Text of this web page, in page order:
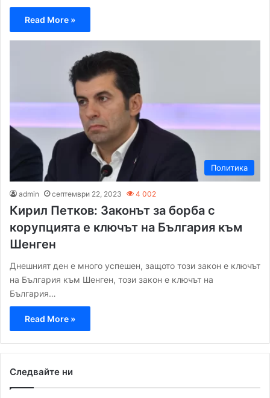
Read More »
Политика
admin септември 22, 2023 4 002
Кирил Петков: Законът за борба с
корупцията е ключът на България към
Шенген
Днешният ден е много успешен, защото този закон е ключът
на България към Шенген, този закон е ключът на
България…
Read More »
Следвайте ни